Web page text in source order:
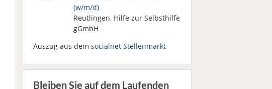
(w/m/d)
Reutlingen, Hilfe zur Selbsthilfe
gGmbH
Auszug aus dem socialnet Stellenmarkt
Bleiben Sie auf dem Laufenden